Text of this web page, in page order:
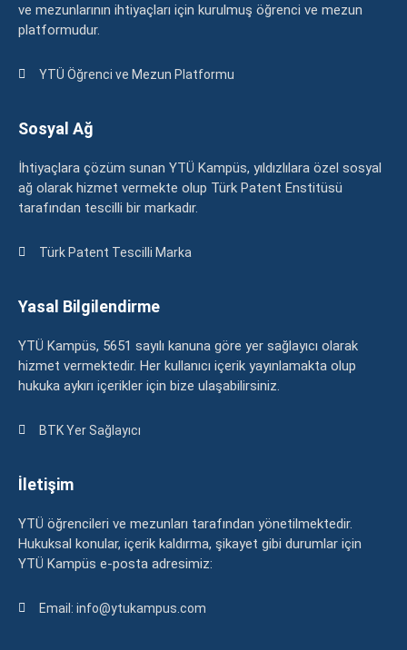
ve mezunlarının ihtiyaçları için kurulmuş öğrenci ve mezun
platformudur.
YTÜ Öğrenci ve Mezun Platformu
Sosyal Ağ
İhtiyaçlara çözüm sunan YTÜ Kampüs, yıldızlılara özel sosyal
ağ olarak hizmet vermekte olup Türk Patent Enstitüsü
tarafından tescilli bir markadır.
Türk Patent Tescilli Marka
Yasal Bilgilendirme
YTÜ Kampüs, 5651 sayılı kanuna göre yer sağlayıcı olarak
hizmet vermektedir. Her kullanıcı içerik yayınlamakta olup
hukuka aykırı içerikler için bize ulaşabilirsiniz.
BTK Yer Sağlayıcı
İletişim
YTÜ öğrencileri ve mezunları tarafından yönetilmektedir.
Hukuksal konular, içerik kaldırma, şikayet gibi durumlar için
YTÜ Kampüs e-posta adresimiz:
Email: info@ytukampus.com